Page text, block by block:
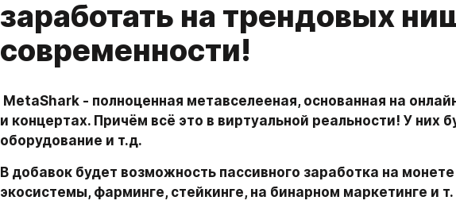
заработать на трендовых
современности!
и концертах. Причём всё это в виртуальной реальности! У них
оборудование и т.д.
В добавок будет возможность пассивного заработка на
экосистемы, фарминге, стейкинге, на бинарном маркетинге и